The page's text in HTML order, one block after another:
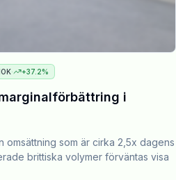
· +37.2%
i
omsättning som är cirka 2,5x dagens
brittiska volymer förväntas visa